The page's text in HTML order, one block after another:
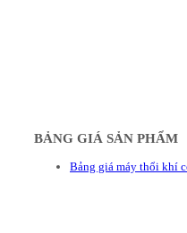
BẢNG GIÁ SẢN PHẨM
Bảng giá máy thổi khí